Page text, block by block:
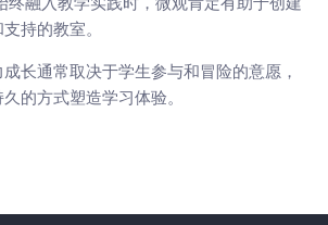
持的教室。
长通常取决于学生参与和冒险的意愿，
的方式塑造学习体验。